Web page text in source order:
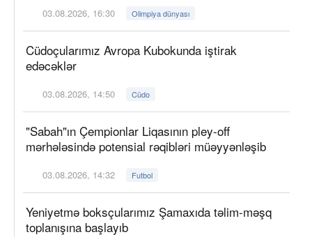
03.08.2026, 16:30 Olimpiya dünyası
Cüdoçularımız Avropa Kubokunda iştirak
edəcəklər
03.08.2026, 14:50 Cüdo
"Sabah"ın Çempionlar Liqasının pley-off
mərhələsində potensial rəqibləri müəyyənləşib
03.08.2026, 14:32 Futbol
Yeniyetmə boksçularımız Şamaxıda təlim-məşq
toplanışına başlayıb